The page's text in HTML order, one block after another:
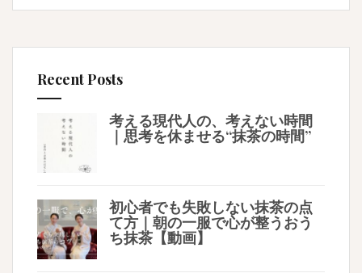
Recent Posts
考える現代人の、考えない時間
｜思考を休ませる“抹茶の時間”
初心者でも失敗しない抹茶の点
て方｜朝の一服で心が整うおう
ち抹茶【動画】